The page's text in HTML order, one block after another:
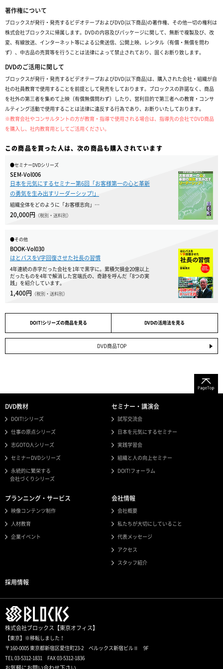
著作権について
ブロックスが発行・発売するビデオテープおよびDVD(以下商品)の著作権、その他一切の権利は
株式会社ブロックスに帰属します。DVDの内容及びパッケージに関して、無断で複製及び、改
変、有線放送、インターネット等による公衆送信、公開上映、レンタル（有償・無償を問わ
ず）、中古品の売買等を行うことは法律によって禁止されており、固くお断り致します。
DVDのご活用に関して
ブロックスが発行・発売するビデオテープおよびDVD(以下商品)は、購入された会社・組織が自
社の社員教育で使用することを前提として発売をしております。ブロックスの許諾なく、商品
を社外の第三者を集めて上映（有償無償問わず）したり、営利目的で第三者への教育・コンサ
ルティング活動で使用することは法律に違反する行為であり、お断りいたしております。
※教育会社やコンサルタントの方が教育・指導で使用される場合は、指導先の会社でDVD商品
を購入し、社内教育用としてご活用ください。
この商品を買った人は、次の商品も購入されています
●セミナーDVDシリーズ
SEM-Vol006
日本を元気にするセミナー第6回「お客様第一の心と革新
の勇気を生み出すリーダーシップ!」
組織全体をどのように「お客様志向」…
20,000円 （税別・送料別）
●その他
BOOK-Vol030
はとバスをV字回復させた社長の習慣
4年連続の赤字だった会社を1年で黒字に。累積欠損金20億以上
だったものを4年で解消した宮端氏の、奇跡を呼んだ「8つの実
践」を紹介しています。
1,400円 （税別・送料別）
DOIT!シリーズの商品を見る DVDの活用法を見る
DVD商品TOP
DVD教材
DOIT!シリーズ
仕事の原点シリーズ
志GOTO人シリーズ
セミナーDVDシリーズ
永続的に繁栄する
会社づくりシリーズ
セミナー・講演会
試写交流会
日本を元気にするセミナー
実践学習会
組織と人の向上セミナー
DOIT!フォーラム
プランニング・サービス
映像コンテンツ制作
人材教育
企業イベント
会社情報
会社概要
私たちが大切にしていること
代表メッセージ
アクセス
スタッフ紹介
採用情報
株式会社ブロックス【東京オフィス】
【東京】※移転しました！
〒160-0005 東京都新宿区愛住町23-2 ベルックス新宿ビルⅡ 9F
TEL 03-5312-1831 FAX 03-5312-1836
お気軽にお問い合わせ下さい